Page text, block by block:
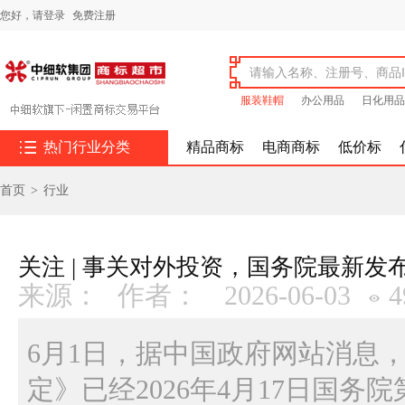
您好， 请登录 免费注册
服装鞋帽 办公用品 日化用品
 热门行业分类 精品商标 电商商标 低价标
首页 > 行业
关注 | 事关对外投资，国务院最新发
来源： 作者： 2026-06-03
6月1日，据中国政府网站消息
定》已经2026年4月17日国务